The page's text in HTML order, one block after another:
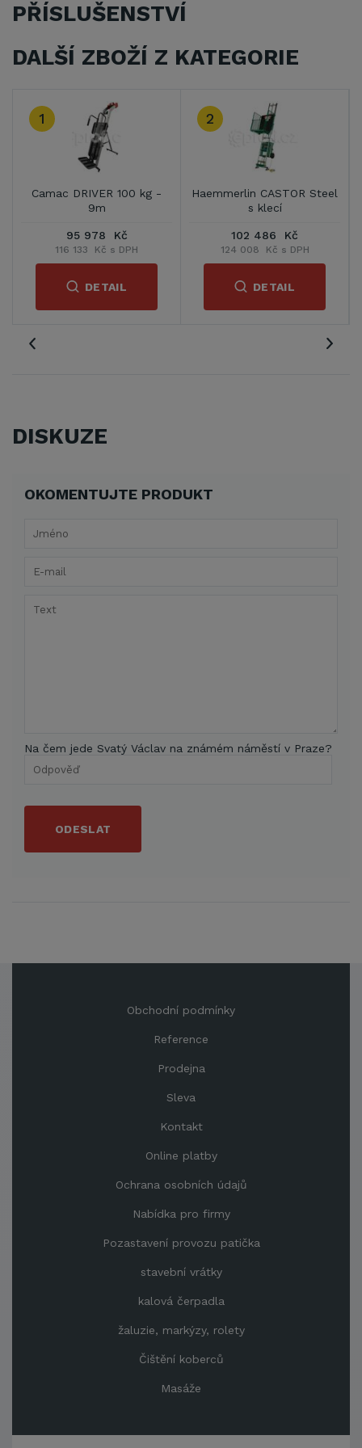
PŘÍSLUŠENSTVÍ
DALŠÍ ZBOŽÍ Z KATEGORIE
1
Camac DRIVER 100 kg -
9m
95 978 Kč
116 133 Kč s DPH
DETAIL
2
Haemmerlin CASTOR Steel
s klecí
102 486 Kč
124 008 Kč s DPH
DETAIL
DISKUZE
OKOMENTUJTE PRODUKT
Na čem jede Svatý Václav na známém náměstí v Praze?
ODESLAT
Obchodní podmínky
Reference
Prodejna
Sleva
Kontakt
Online platby
Ochrana osobních údajů
Nabídka pro firmy
Pozastavení provozu patička
stavební vrátky
kalová čerpadla
žaluzie, markýzy, rolety
Čištění koberců
Masáže